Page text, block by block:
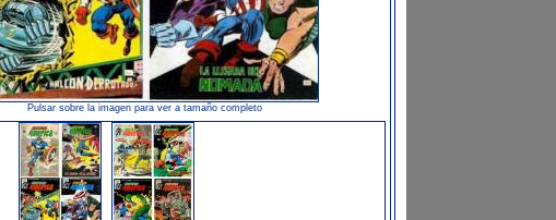
Pulsar sobre la imagen para ver a tamaño completo